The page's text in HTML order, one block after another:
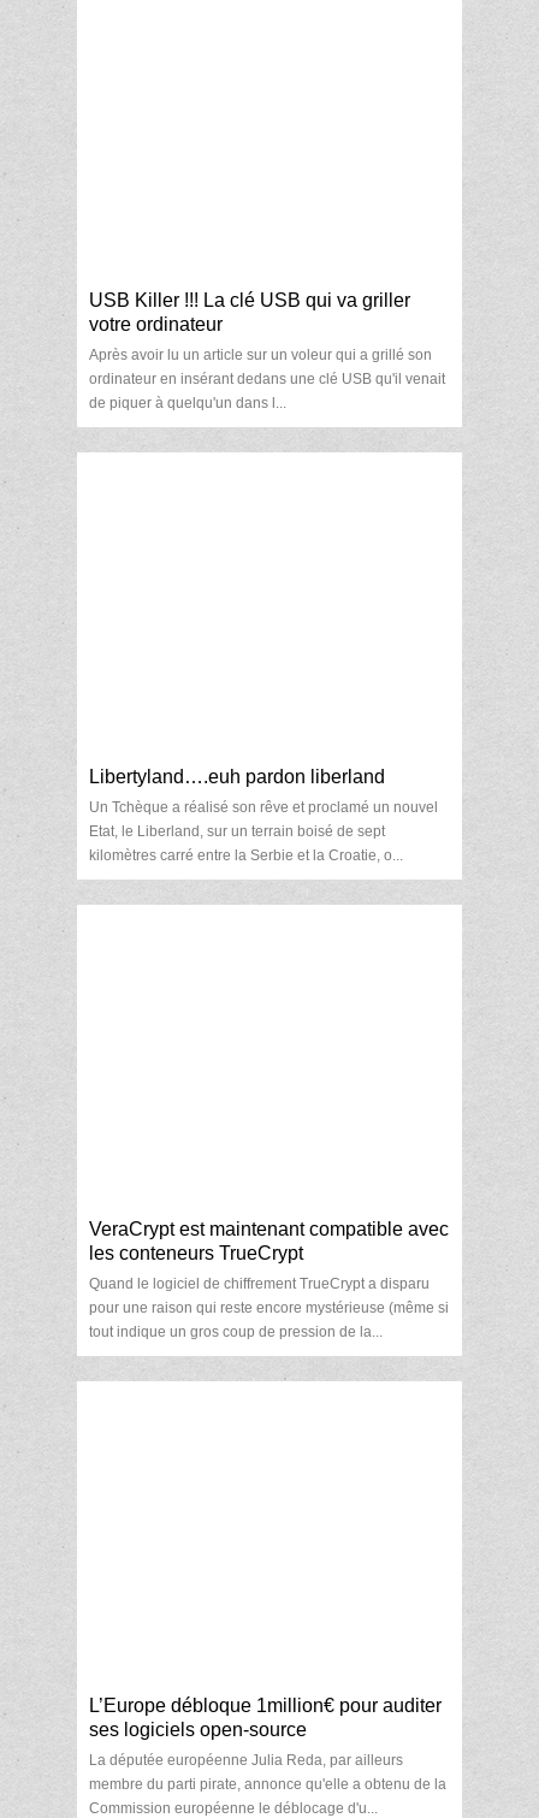
USB Killer !!! La clé USB qui va griller
votre ordinateur
Après avoir lu un article sur un voleur qui a grillé son
ordinateur en insérant dedans une clé USB qu'il venait
de piquer à quelqu'un dans l...
Libertyland….euh pardon liberland
Un Tchèque a réalisé son rêve et proclamé un nouvel
Etat, le Liberland, sur un terrain boisé de sept
kilomètres carré entre la Serbie et la Croatie, o...
VeraCrypt est maintenant compatible avec
les conteneurs TrueCrypt
Quand le logiciel de chiffrement TrueCrypt a disparu
pour une raison qui reste encore mystérieuse (même si
tout indique un gros coup de pression de la...
L’Europe débloque 1million€ pour auditer
ses logiciels open-source
La députée européenne Julia Reda, par ailleurs
membre du parti pirate, annonce qu'elle a obtenu de la
Commission européenne le déblocage d'u...